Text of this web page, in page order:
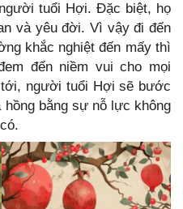
tuổi Hợi. Đặc biệt, họ
và yêu đời. Vì vậy đi đến
khắc nghiệt đến mấy thì
đến niềm vui cho mọi
người tuổi Hợi sẽ bước
bằng sự nỗ lực không